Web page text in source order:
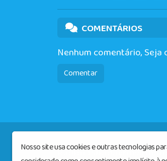
COMENTÁRIOS
Nenhum comentário, Seja
Comentar
Nosso site usa cookies e outras tecnologias